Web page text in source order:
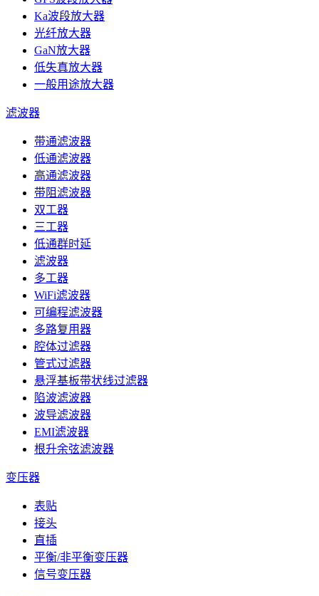
Ka波段放大器
光纤放大器
GaN放大器
低失真放大器
一般用途放大器
滤波器
带通滤波器
低通滤波器
高通滤波器
带阻滤波器
双工器
三工器
低通群时延
滤波器
多工器
WiFi滤波器
可编程滤波器
多路复用器
腔体过滤器
管式过滤器
悬浮基板带状线过滤器
陷波滤波器
波导滤波器
EMI滤波器
根升余弦滤波器
变压器
表贴
接头
直插
平衡/非平衡变压器
信号变压器